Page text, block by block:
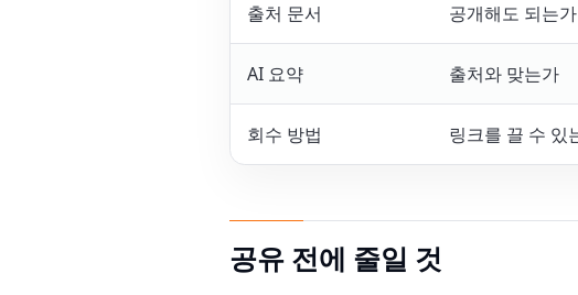
출처 문서 공개해도 되는가
AI 요약 출처와 맞는가
회수 방법 링크를 끌 수 있
공유 전에 줄일 것